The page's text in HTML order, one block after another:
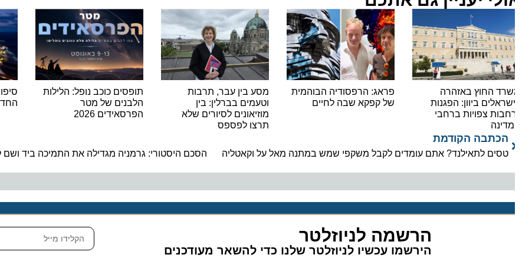
החוץ באזהרה
ביוון: הפגנות
צפויות ברחבי
פראג: הרפסודיה הבוהמית
של קפקא שבה לחיים
מסע בין עבר, תרבות
וטעמים בברלין: בין
מוזיאונים לסיורים שלא
תרצו לפספס
תופסים כוכב נופל: הלילות
הלבנים של מטר
הפרסאידים 2026
סיפורו
החדש
הכתבה הקודמת
טסים לתאילנד? אתם עומדים לקבל משקפי שמש במתנה מאל על וקאטליה הסכם היסטורי: גרמניה מגדילה את התמיכה ביד ושם ל-5 מיליון אירו בשנה
הרשמה לניוזלטר
הירשמו עכשיו לניוזלטר שלנו כדי להשאר מעודכנים